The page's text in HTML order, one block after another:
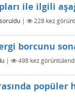
ile ilgili
soruldu | 228 kez
borcunu
| 498 kez görüntülendi